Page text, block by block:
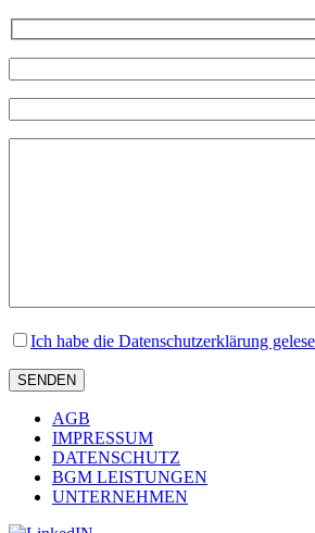
Ich habe die Datenschutzerklärung
AGB
IMPRESSUM
DATENSCHUTZ
BGM LEISTUNGEN
UNTERNEHMEN